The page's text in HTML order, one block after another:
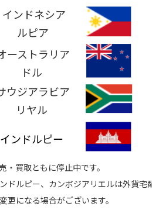
インドネシア
ルピア
ーストラリア
ドル
ウジアラビア
リヤル
インドルピー
買取ともに停止中です。
ドルピー、カンボジアリエルは外貨宅配
になる場合がございます。